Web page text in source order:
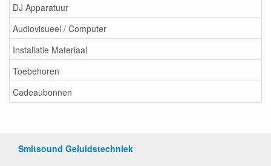
DJ Apparatuur
Audiovisueel / Computer
Installatie Materiaal
Toebehoren
Cadeaubonnen
Smitsound Geluidstechniek